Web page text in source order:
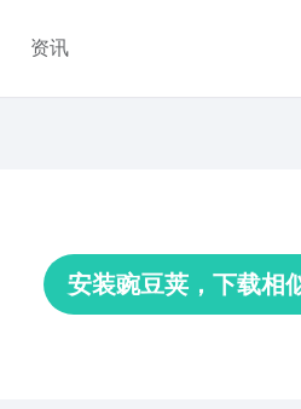
资讯
安装豌豆荚，下载相